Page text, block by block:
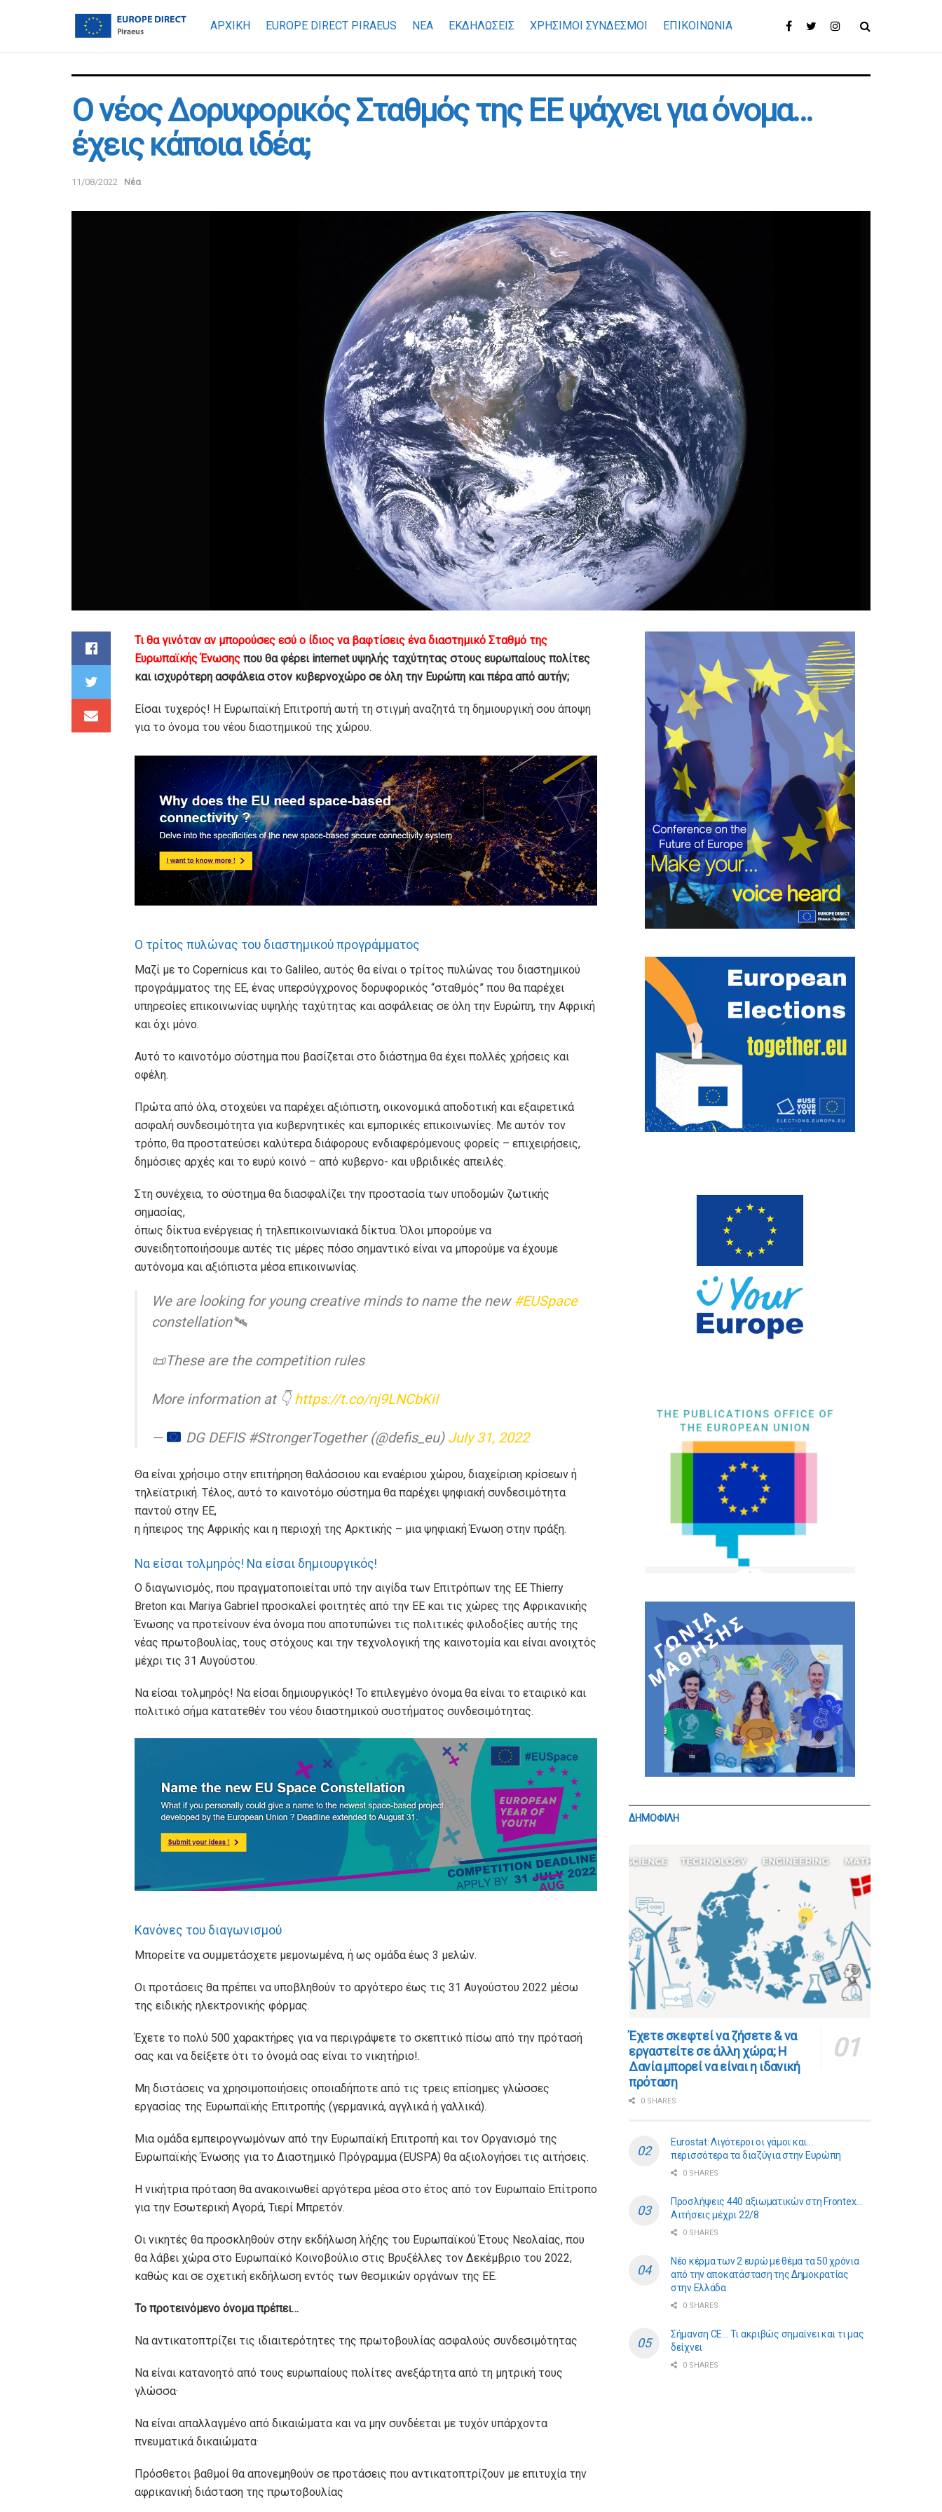
ΑΡΧΙΚΗ EUROPE DIRECT PIRAEUS ΝΕΑ ΕΚΔΗΛΩΣΕΙΣ ΧΡΉΣΙΜΟΙ ΣΎΝΔΕΣΜΟΙ ΕΠΙΚΟΙΝΩΝΊΑ
Ο νέος Δορυφορικός Σταθμός της ΕΕ ψάχνει για όνομα…
έχεις κάποια ιδέα;
11/08/2022 Νέα
Τι θα γινόταν αν μπορούσες εσύ ο ίδιος να βαφτίσεις ένα διαστημικό Σταθμό της
Ευρωπαϊκής Ένωσης που θα φέρει internet υψηλής ταχύτητας στους ευρωπαίους πολίτες
και ισχυρότερη ασφάλεια στον κυβερνοχώρο σε όλη την Ευρώπη και πέρα ​​από αυτήν;
Είσαι τυχερός! Η Ευρωπαϊκή Επιτροπή αυτή τη στιγμή αναζητά τη δημιουργική σου άποψη
για το όνομα του νέου διαστημικού της χώρου.
Ο τρίτος πυλώνας του διαστημικού προγράμματος
Μαζί με το Copernicus και το Galileo, αυτός θα είναι ο τρίτος πυλώνας του διαστημικού
προγράμματος της ΕΕ, ένας υπερσύγχρονος δορυφορικός “σταθμός” που θα παρέχει
υπηρεσίες επικοινωνίας υψηλής ταχύτητας και ασφάλειας σε όλη την Ευρώπη, την Αφρική
και όχι μόνο.
Αυτό το καινοτόμο σύστημα που βασίζεται στο διάστημα θα έχει πολλές χρήσεις και
οφέλη.
Πρώτα από όλα, στοχεύει να παρέχει αξιόπιστη, οικονομικά αποδοτική και εξαιρετικά
ασφαλή συνδεσιμότητα για κυβερνητικές και εμπορικές επικοινωνίες. Με αυτόν τον
τρόπο, θα προστατεύσει καλύτερα διάφορους ενδιαφερόμενους φορείς – επιχειρήσεις,
δημόσιες αρχές και το ευρύ κοινό – από κυβερνο- και υβριδικές απειλές.
Στη συνέχεια, το σύστημα θα διασφαλίζει την προστασία των υποδομών ζωτικής
σημασίας,
όπως δίκτυα ενέργειας ή τηλεπικοινωνιακά δίκτυα. Όλοι μπορούμε να
συνειδητοποιήσουμε αυτές τις μέρες πόσο σημαντικό είναι να μπορούμε να έχουμε
αυτόνομα και αξιόπιστα μέσα επικοινωνίας.
We are looking for young creative minds to name the new #EUSpace
constellation🛰️
📜These are the competition rules
More information at 👇 https://t.co/nj9LNCbKiI
— DG DEFIS #StrongerTogether (@defis_eu) July 31, 2022
Θα είναι χρήσιμο στην επιτήρηση θαλάσσιου και εναέριου χώρου, διαχείριση κρίσεων ή
τηλεϊατρική. Τέλος, αυτό το καινοτόμο σύστημα θα παρέχει ψηφιακή συνδεσιμότητα
παντού στην ΕΕ,
η ήπειρος της Αφρικής και η περιοχή της Αρκτικής – μια ψηφιακή Ένωση στην πράξη.
Να είσαι τολμηρός! Να είσαι δημιουργικός!
Ο διαγωνισμός, που πραγματοποιείται υπό την αιγίδα των Επιτρόπων της ΕΕ Thierry
Breton και Mariya Gabriel προσκαλεί φοιτητές από την ΕΕ και τις χώρες της Αφρικανικής
Ένωσης να προτείνουν ένα όνομα που αποτυπώνει τις πολιτικές φιλοδοξίες αυτής της
νέας πρωτοβουλίας, τους στόχους και την τεχνολογική της καινοτομία και είναι ανοιχτός
μέχρι τις 31 Αυγούστου.
Να είσαι τολμηρός! Να είσαι δημιουργικός! Το επιλεγμένο όνομα θα είναι το εταιρικό και
πολιτικό σήμα κατατεθέν του νέου διαστημικού συστήματος συνδεσιμότητας.
Κανόνες του διαγωνισμού
Μπορείτε να συμμετάσχετε μεμονωμένα, ή ως ομάδα έως 3 μελών.
Οι προτάσεις θα πρέπει να υποβληθούν το αργότερο έως τις 31 Αυγούστου 2022 μέσω
της ειδικής ηλεκτρονικής φόρμας.
Έχετε το πολύ 500 χαρακτήρες για να περιγράψετε το σκεπτικό πίσω από την πρότασή
σας και να δείξετε ότι το όνομά σας είναι το νικητήριο!.
Μη διστάσεις να χρησιμοποιήσεις οποιαδήποτε από τις τρεις επίσημες γλώσσες
εργασίας της Ευρωπαϊκής Επιτροπής (γερμανικά, αγγλικά ή γαλλικά).
Μια ομάδα εμπειρογνωμόνων από την Ευρωπαϊκή Επιτροπή και τον Οργανισμό της
Ευρωπαϊκής Ένωσης για το Διαστημικό Πρόγραμμα (EUSPA) θα αξιολογήσει τις αιτήσεις.
Η νικήτρια πρόταση θα ανακοινωθεί αργότερα μέσα στο έτος από τον Ευρωπαίο Επίτροπο
για την Εσωτερική Αγορά, Τιερί Μπρετόν.
Οι νικητές θα προσκληθούν στην εκδήλωση λήξης του Ευρωπαϊκού Έτους Νεολαίας, που
θα λάβει χώρα στο Ευρωπαϊκό Κοινοβούλιο στις Βρυξέλλες τον Δεκέμβριο του 2022,
καθώς και σε σχετική εκδήλωση εντός των θεσμικών οργάνων της ΕΕ.
Το προτεινόμενο όνομα πρέπει…
Να αντικατοπτρίζει τις ιδιαιτερότητες της πρωτοβουλίας ασφαλούς συνδεσιμότητας
Να είναι κατανοητό από τους ευρωπαίους πολίτες ανεξάρτητα από τη μητρική τους
γλώσσα·
Να είναι απαλλαγμένο από δικαιώματα και να μην συνδέεται με τυχόν υπάρχοντα
πνευματικά δικαιώματα·
Πρόσθετοι βαθμοί θα απονεμηθούν σε προτάσεις που αντικατοπτρίζουν με επιτυχία την
αφρικανική διάσταση της πρωτοβουλίας
ΔΗΜΟΦΙΛΗ
​​Έχετε σκεφτεί να ζήσετε & να
εργαστείτε σε άλλη χώρα; Η
Δανία μπορεί να είναι η ιδανική
πρόταση
0 SHARES
Eurostat: Λιγότεροι οι γάμοι και…
περισσότερα τα διαζύγια στην Ευρώπη
0 SHARES
Προσλήψεις 440 αξιωματικών στη Frontex…
Αιτήσεις μέχρι 22/8
0 SHARES
Νέο κέρμα των 2 ευρώ με θέμα τα 50 χρόνια
από την αποκατάσταση της Δημοκρατίας
στην Ελλάδα
0 SHARES
Σήμανση CE… Τι ακριβώς σημαίνει και τι μας
δείχνει
0 SHARES